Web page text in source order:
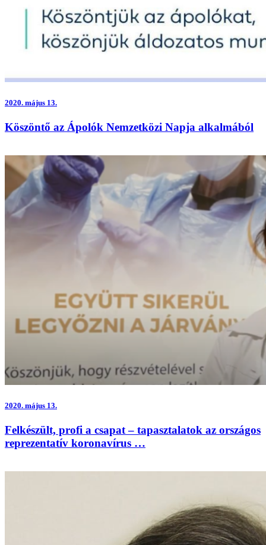
2020. május 13.
Köszöntő az Ápolók Nemzetközi Napja alkalmából
2020. május 13.
Felkészült, profi a csapat – tapasztalatok az országos
reprezentatív koronavírus …